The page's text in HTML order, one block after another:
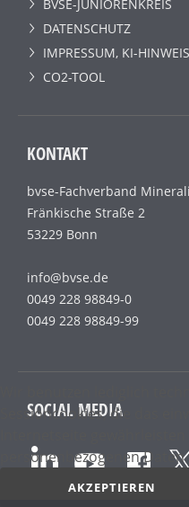
BVSE-JUNIORENKREIS
DATENSCHUTZ
IMPRESSUM, KI-
CO2-TOOL
KONTAKT
bvse-Fachverband
Fränkische Straße 2
53229 Bonn
info@bvse.de
0049 228 98849-0
0049 228 98849-99
SOCIAL MEDIA
Sessioncookies, die das
personenbezogenen Daten
AKZEPTIEREN